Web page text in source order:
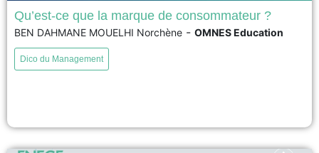
La marque de consommateur est une marque qui se construit avec ses
clients, en les impliquant dans les décisions concernant les produits, les
prix ou les engagements de l'entreprise. Les consommateurs deviennent
voir
Qu’est-ce que la marque de consommateur ?
BEN DAHMANE MOUELHI Norchène - OMNES Education
Dico du Management